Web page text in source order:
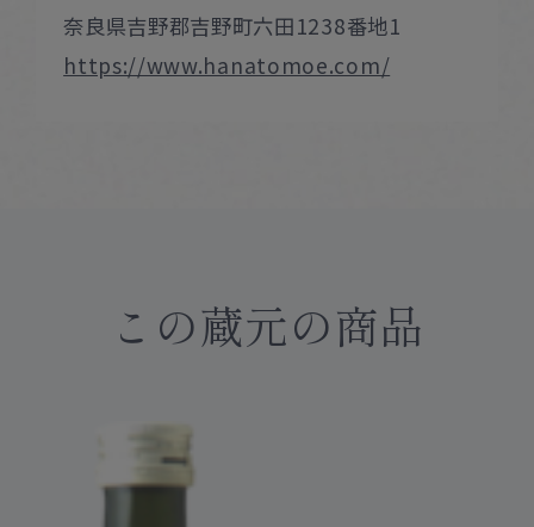
奈良県吉野郡吉野町六田1238番地1
https://www.hanatomoe.com/
この蔵元の商品